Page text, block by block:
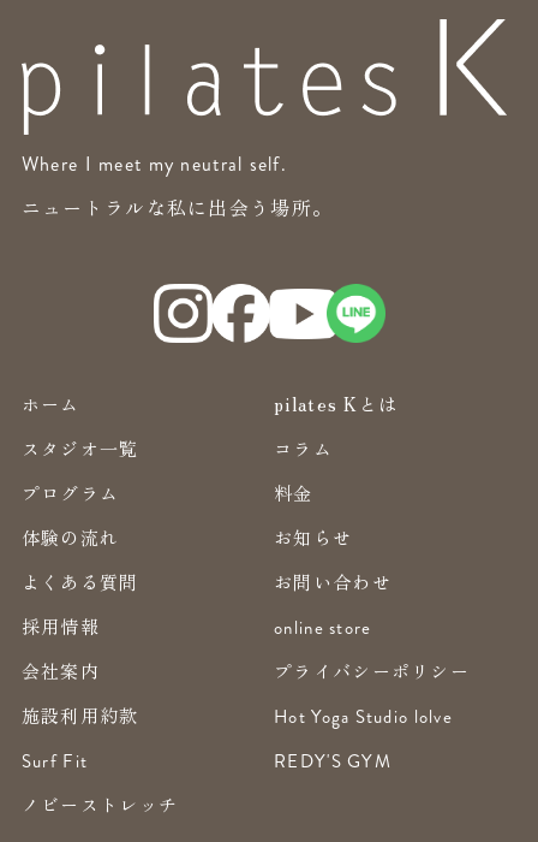
Where I meet my neutral self.
ニュートラルな私に出会う場所。
ホーム
pilates Kとは
スタジオ一覧
コラム
プログラム
料金
体験の流れ
お知らせ
よくある質問
お問い合わせ
採用情報
online store
会社案内
プライバシーポリシー
施設利用約款
Hot Yoga Studio lolve
Surf Fit
REDY'S GYM
ノビーストレッチ